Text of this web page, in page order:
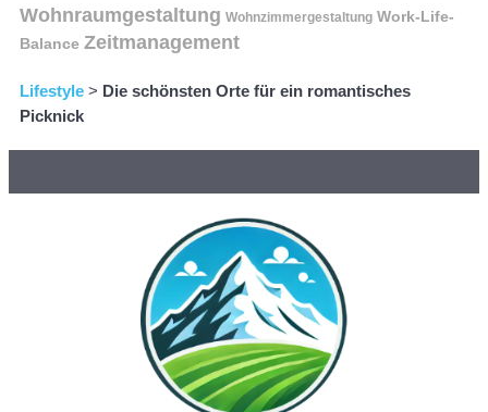
Wohnraumgestaltung Wohnzimmergestaltung Work-Life-
Balance Zeitmanagement
Lifestyle > Die schönsten Orte für ein romantisches
Picknick